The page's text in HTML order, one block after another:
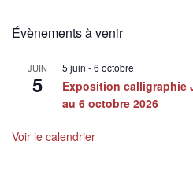
Évènements à venir
JUIN
5
5 juin -6 octobre
Exposition calligraphie
au 6 octobre 2026
Voir le calendrier